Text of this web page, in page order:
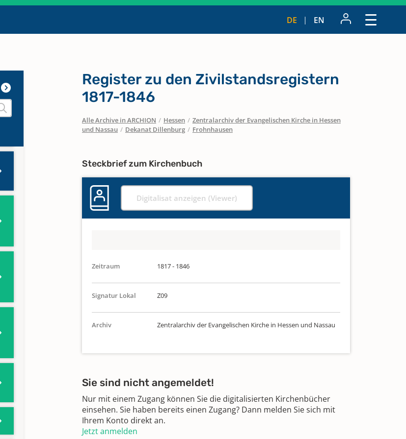
DE EN
Register zu den Zivilstandsregistern
1817-1846
Alle Archive in ARCHION / Hessen / Zentralarchiv der Evangelischen Kirche in Hessen
und Nassau / Dekanat Dillenburg / Frohnhausen
Steckbrief zum Kirchenbuch
Digitalisat anzeigen (Viewer)
Zeitraum 1817 - 1846
Signatur Lokal Z09
Archiv Zentralarchiv der Evangelischen Kirche in Hessen und Nassau
Sie sind nicht angemeldet!
Nur mit einem Zugang können Sie die digitalisierten Kirchenbücher
einsehen. Sie haben bereits einen Zugang? Dann melden Sie sich mit
Ihrem Konto direkt an.
Jetzt anmelden